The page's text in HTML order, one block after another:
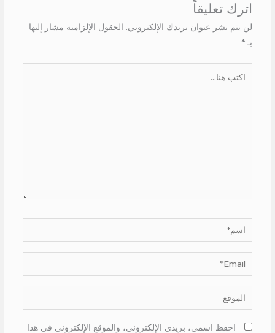
اترك تعليقاً
لن يتم نشر عنوان بريدك الإلكتروني. الحقول الإلزامية مشار إليها
بـ *
اسم*
Email*
الموقع
احفظ اسمي، بريدي الإلكتروني، والموقع الإلكتروني في هذا